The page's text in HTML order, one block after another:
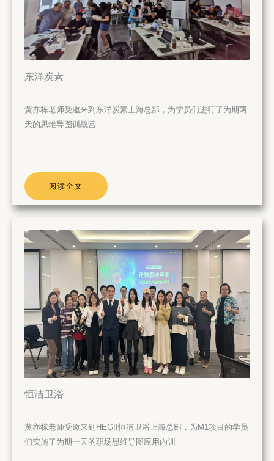
东洋炭素
黄亦栋老师受邀来到东洋炭素上海总部，为学员们进行了为期两
天的思维导图训战营
阅读全文
恒洁卫浴
黄亦栋老师受邀来到HEGII恒洁卫浴上海总部，为M1项目的学员
们实施了为期一天的职场思维导图应用内训